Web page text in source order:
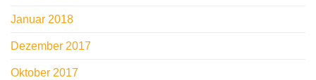
Januar 2018
Dezember 2017
Oktober 2017